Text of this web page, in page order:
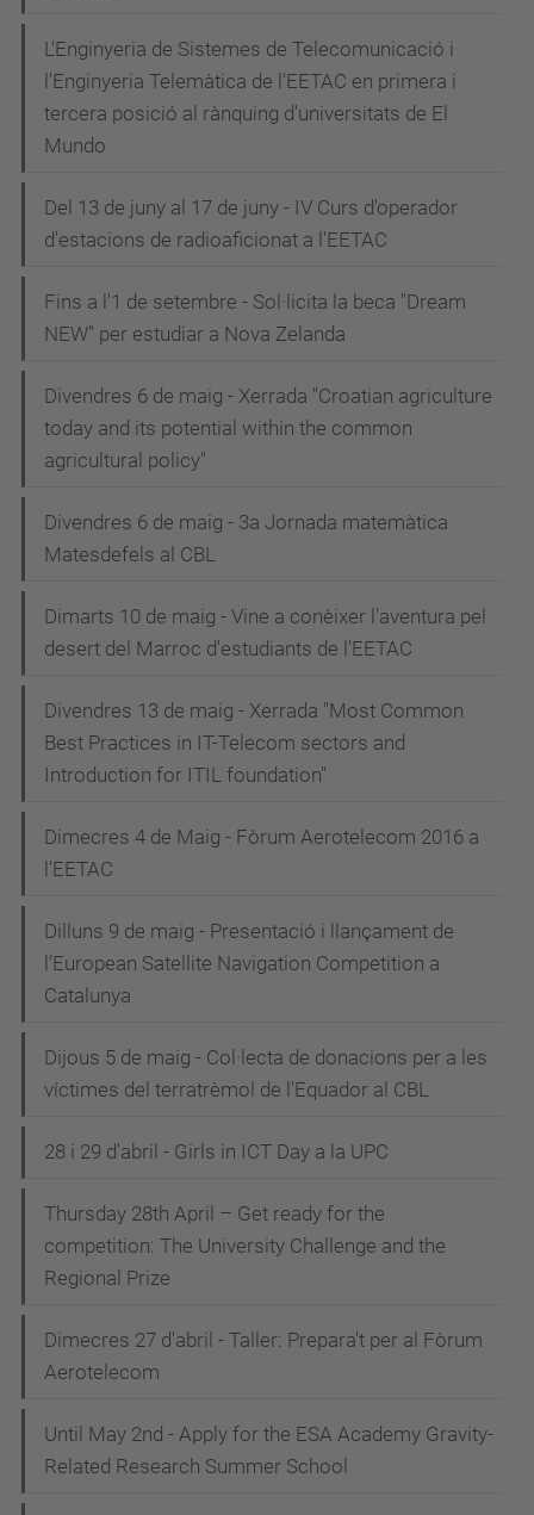
L'Enginyeria de Sistemes de Telecomunicació i
l'Enginyeria Telemàtica de l'EETAC en primera i
tercera posició al rànquing d'universitats de El
Mundo
Del 13 de juny al 17 de juny - IV Curs d'operador
d'estacions de radioaficionat a l'EETAC
Fins a l'1 de setembre - Sol·licita la beca "Dream
NEW" per estudiar a Nova Zelanda
Divendres 6 de maig - Xerrada "Croatian agriculture
today and its potential within the common
agricultural policy"
Divendres 6 de maig - 3a Jornada matemàtica
Matesdefels al CBL
Dimarts 10 de maig - Vine a conèixer l'aventura pel
desert del Marroc d'estudiants de l'EETAC
Divendres 13 de maig - Xerrada "Most Common
Best Practices in IT-Telecom sectors and
Introduction for ITIL foundation"
Dimecres 4 de Maig - Fòrum Aerotelecom 2016 a
l'EETAC
Dilluns 9 de maig - Presentació i llançament de
l’European Satellite Navigation Competition a
Catalunya
Dijous 5 de maig - Col·lecta de donacions per a les
víctimes del terratrèmol de l'Equador al CBL
28 i 29 d'abril - Girls in ICT Day a la UPC
Thursday 28th April – Get ready for the
competition: The University Challenge and the
Regional Prize
Dimecres 27 d'abril - Taller: Prepara't per al Fòrum
Aerotelecom
Until May 2nd - Apply for the ESA Academy Gravity-
Related Research Summer School